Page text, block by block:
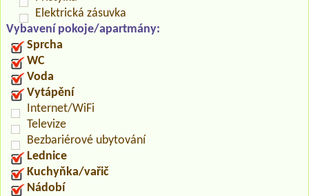
Elektrická zásuvka
Vybavení pokoje/apartmány:
Sprcha
WC
Voda
Vytápění
Internet/WiFi
Televize
Bezbariérové ubytování
Lednice
Kuchyňka/vařič
Nádobí